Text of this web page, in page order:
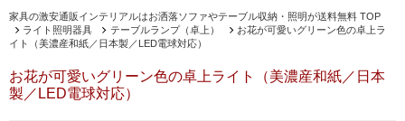
家具の激安通販インテリアルはお洒落ソファやテーブル収納・照明が送料無料 TOP
ライト照明器具
テーブルランプ（卓上）
お花が可愛いグリーン色の卓上ラ
イト（美濃産和紙／日本製／LED電球対応）
お花が可愛いグリーン色の卓上ライト（美濃産和紙／日本
製／LED電球対応）